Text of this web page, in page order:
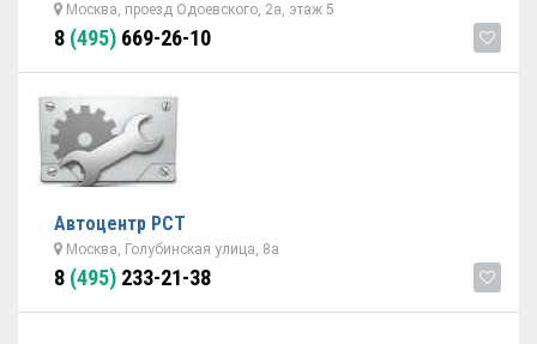
Москва, проезд Одоевского, 2а, этаж 5
8 (495) 669-26-10
Автоцентр РСТ
Москва, Голубинская улица, 8а
8 (495) 233-21-38